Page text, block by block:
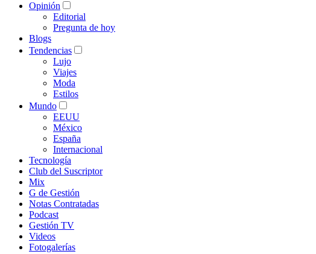
Opinión
Editorial
Pregunta de hoy
Blogs
Tendencias
Lujo
Viajes
Moda
Estilos
Mundo
EEUU
México
España
Internacional
Tecnología
Club del Suscriptor
Mix
G de Gestión
Notas Contratadas
Podcast
Gestión TV
Videos
Fotogalerías